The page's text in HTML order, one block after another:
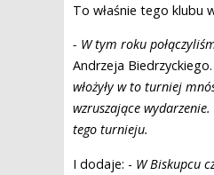
To właśnie tego klubu
- W tym roku
Andrzeja
włożyły w to turniej
wzruszające
tego turnieju.
I dodaje: - W Biskupcu